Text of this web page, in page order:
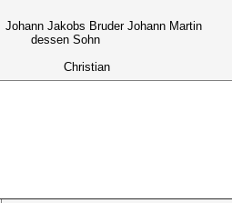
Johann Jakobs Bruder Johann Martin
dessen Sohn
Christian